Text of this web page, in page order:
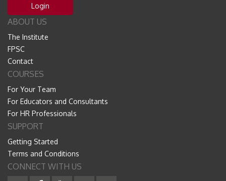
Login
ABOUT US
The Institute
FPSC
Contact
COURSES
For Your Team
For Educators and Consultants
For HR Professionals
SUPPORT
Getting Started
Terms and Conditions
CONNECT WITH US